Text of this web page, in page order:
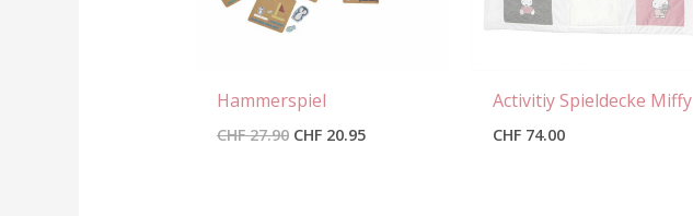
Hammerspiel
CHF27.90 CHF20.95
Activitiy Spieldecke Miffy
CHF74.00